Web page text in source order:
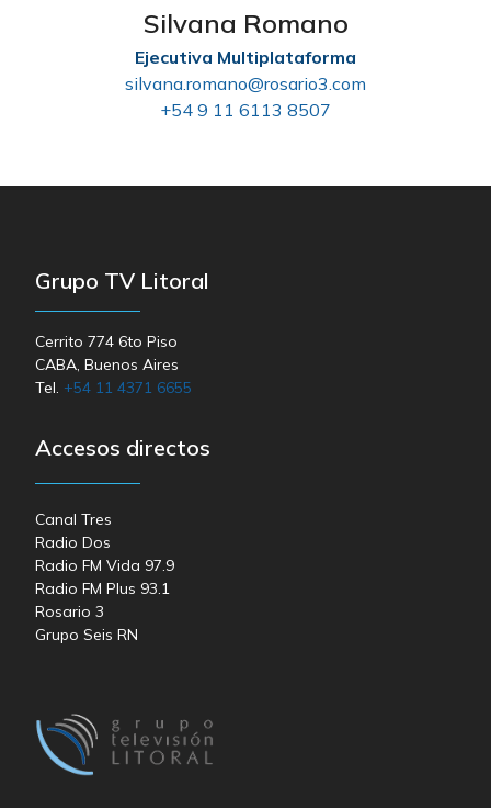
Silvana Romano
Ejecutiva Multiplataforma
silvana.romano@rosario3.com
+54 9 11 6113 8507
Grupo TV Litoral
Cerrito 774 6to Piso
CABA, Buenos Aires
Tel. +54 11 4371 6655
Accesos directos
Canal Tres
Radio Dos
Radio FM Vida 97.9
Radio FM Plus 93.1
Rosario 3
Grupo Seis RN